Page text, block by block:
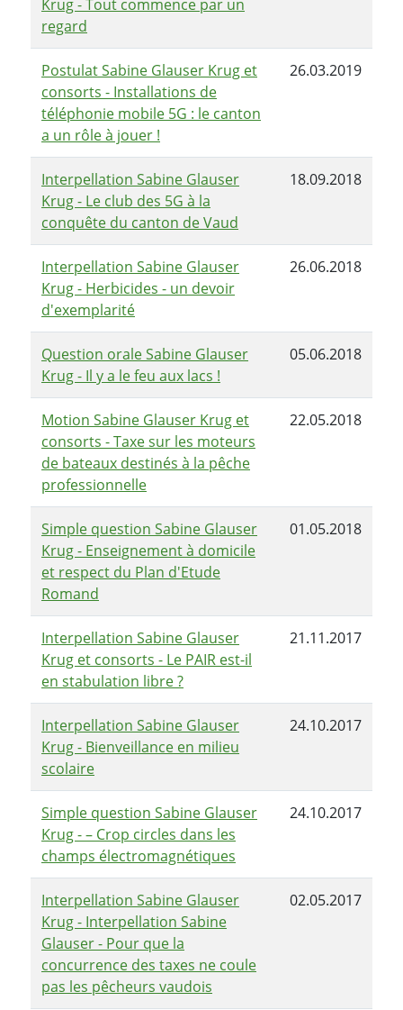
Krug - Tout commence par un
regard
Postulat Sabine Glauser Krug et
consorts - Installations de
téléphonie mobile 5G : le canton
a un rôle à jouer !
26.03.2019
Interpellation Sabine Glauser
Krug - Le club des 5G à la
conquête du canton de Vaud
18.09.2018
Interpellation Sabine Glauser
Krug - Herbicides - un devoir
d'exemplarité
26.06.2018
Question orale Sabine Glauser
Krug - Il y a le feu aux lacs !
05.06.2018
Motion Sabine Glauser Krug et
consorts - Taxe sur les moteurs
de bateaux destinés à la pêche
professionnelle
22.05.2018
Simple question Sabine Glauser
Krug - Enseignement à domicile
et respect du Plan d'Etude
Romand
01.05.2018
Interpellation Sabine Glauser
Krug et consorts - Le PAIR est-il
en stabulation libre ?
21.11.2017
Interpellation Sabine Glauser
Krug - Bienveillance en milieu
scolaire
24.10.2017
Simple question Sabine Glauser
Krug - – Crop circles dans les
champs électromagnétiques
24.10.2017
Interpellation Sabine Glauser
Krug - Interpellation Sabine
Glauser - Pour que la
concurrence des taxes ne coule
pas les pêcheurs vaudois
02.05.2017